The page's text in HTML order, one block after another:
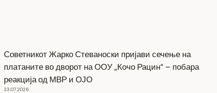
Советникот Жарко Стеваноски пријави сечење на
платаните во дворот на ООУ „Кочо Рацин“ – побара
реакција од МВР и ОЈО
23.07.2026